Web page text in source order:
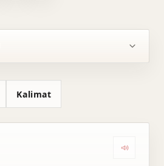
Kalimat